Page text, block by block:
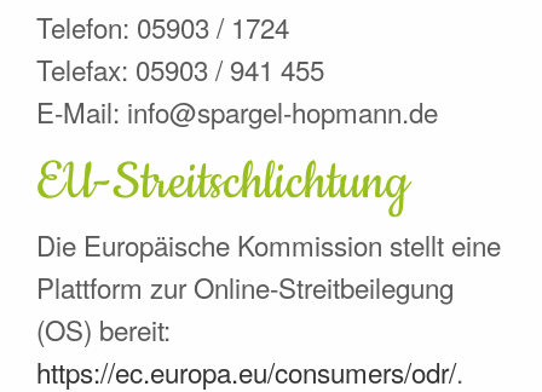
Telefon: 05903 / 1724
Telefax: 05903 / 941 455
E-Mail: info@spargel-hopmann.de
EU-Streitschlichtung
Die Europäische Kommission stellt eine
Plattform zur Online-Streitbeilegung
(OS) bereit:
https://ec.europa.eu/consumers/odr/.